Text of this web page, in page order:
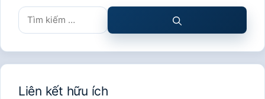
Tìm
kiếm
Liên kết hữu ích